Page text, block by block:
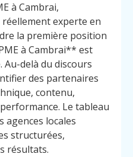
à Cambrai,
experte en
la première position
à Cambrai** est
delà du discours
des partenaires
contenu,
Le tableau
agences locales
structurées,
résultats.